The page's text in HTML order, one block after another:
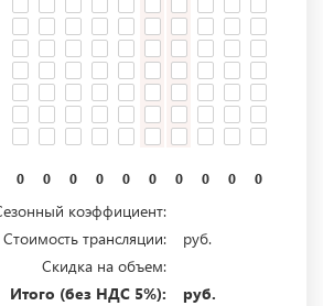
0 0 0 0 0 0 0 0 0 0
коэффициент:
Стоимость трансляции:
руб.
Скидка на объем:
Итого (без НДС 5%):
руб.